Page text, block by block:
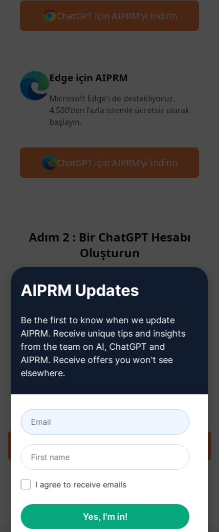
ChatGPT için AIPRM'yi indirin
Edge için AIPRM
Microsoft Edge'i de destekliyoruz.
4.500'den fazla istemle ücretsiz olarak
başlayın.
ChatGPT için AIPRM'yi indirin
Adım 2 : Bir ChatGPT Hesabı
Oluşturun
ChatGPT hesabının nasıl
buraya tıklayın
İstemi şimdi ChatGPT'de deneyin
AIPRM Updates
Be the first to know when we update
AIPRM. Receive unique tips and insights
from the team on AI, ChatGPT and
AIPRM. Receive offers you won't see
elsewhere.
I agree to receive emails
Yes, I'm in!